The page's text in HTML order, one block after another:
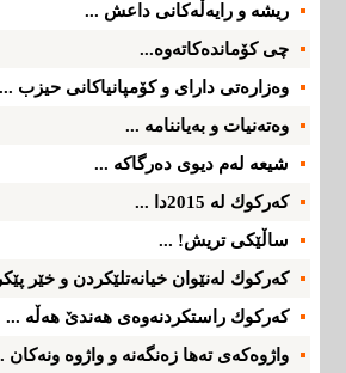
ریشه‌ و رایه‌ڵه‌كانی داعش ...
چی كۆمانده‌كاته‌وه‌...
وه‌زاره‌تی‌ دارای‌ و كۆمپانیاكانی‌ حیزب ...
وه‌ته‌نیات و به‌یاننامه‌ ...
شیعه‌ له‌م دیوی‌ ده‌رگاكه‌ ...
كه‌ركوك له‌ 2015دا ...
ساڵێكی‌ تریش! ...
كه‌ركوك له‌نێوان خیانه‌تلێكردن و خێر
كه‌ركوك راستكردنه‌وه‌ی‌ هه‌ندێ‌ هه‌ڵه‌ ...
واژوه‌كه‌ی ته‌ها زه‌نگه‌نه‌ و واژوه‌ ونه‌كان